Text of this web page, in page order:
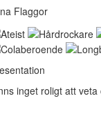
Flaggor
inget roligt att veta